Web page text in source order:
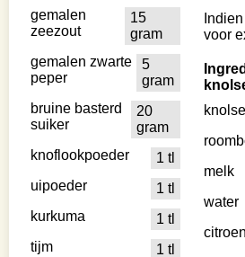
gemalen
zeezout
15
gram
gemalen zwarte
peper
5
gram
bruine basterd
suiker
20
gram
knoflookpoeder
1 tl
uipoeder
1 tl
kurkuma
1 tl
tijm
1 tl
voor
melk
water